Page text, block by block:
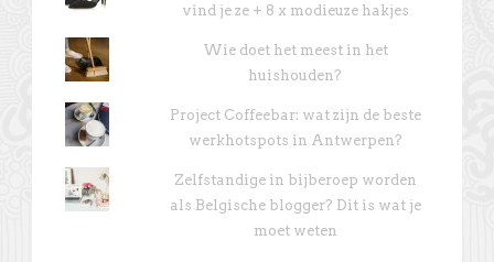
vind je ze + 8 x modieuze hakjes
Wie doet het meest in het
huishouden?
Project Coffeebar: wat zijn de beste
werkhotspots in Antwerpen?
Zelfstandige in bijberoep worden
als Belgische blogger? Dit is wat je
moet weten